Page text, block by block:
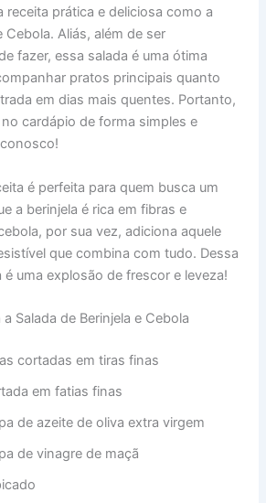
receita prática e deliciosa como a
Cebola. Aliás, além de ser
fazer, essa salada é uma ótima
pratos principais quanto
em dias mais quentes. Portanto,
cardápio de forma simples e
é perfeita para quem busca um
a berinjela é rica em fibras e
por sua vez, adiciona aquele
que combina com tudo. Dessa
uma explosão de frescor e leveza!
Salada de Berinjela e Cebola
cortadas em tiras finas
em fatias finas
de azeite de oliva extra virgem
de vinagre de maçã